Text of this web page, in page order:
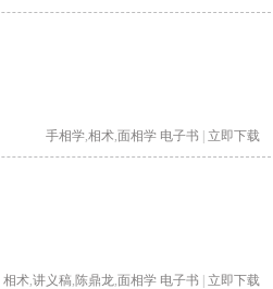
手相学 相术 面相学 电子书 | 立即下载
相术 讲义稿 陈鼎龙 面相学 电子书 | 立即下载